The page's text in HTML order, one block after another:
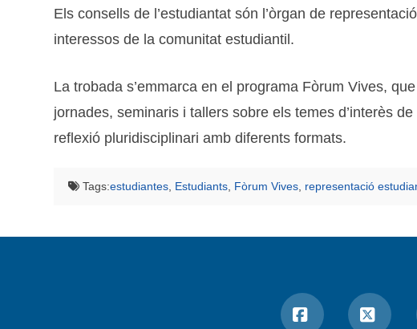
Els consells de l’estudiantat són l’òrgan de
interessos de la comunitat estudiantil.
La trobada s’emmarca en el programa Fòrum Vives,
jornades, seminaris i tallers sobre els temes d’interès
reflexió pluridisciplinari amb diferents formats.
Tags:estudiantes, Estudiants, Fòrum Vives, representació